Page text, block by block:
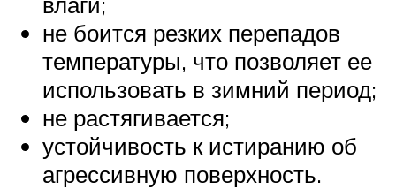
не боится резких перепадов
температуры, что позволяет ее
использовать в зимний период;
не растягивается;
устойчивость к истиранию об
агрессивную поверхность.